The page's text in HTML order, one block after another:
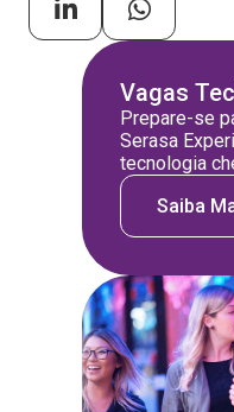
Vagas
Prepare-se
Serasa
tecnologia
Saiba